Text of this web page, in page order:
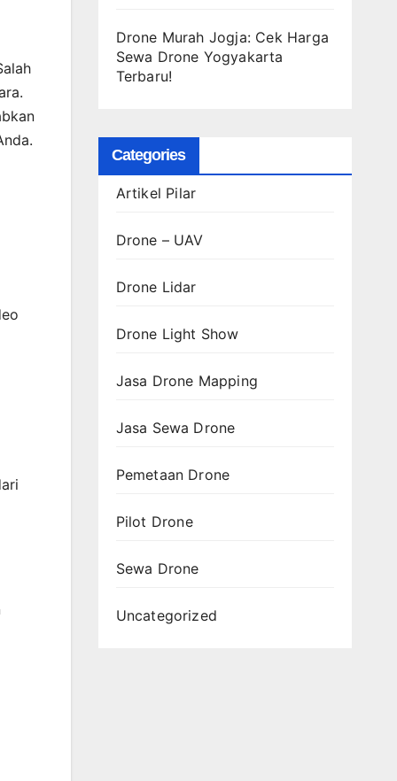
Drone Murah Jogja: Cek Harga
Sewa Drone Yogyakarta
Terbaru!
Categories
Artikel Pilar
Drone – UAV
Drone Lidar
Drone Light Show
Jasa Drone Mapping
Jasa Sewa Drone
Pemetaan Drone
Pilot Drone
Sewa Drone
Uncategorized